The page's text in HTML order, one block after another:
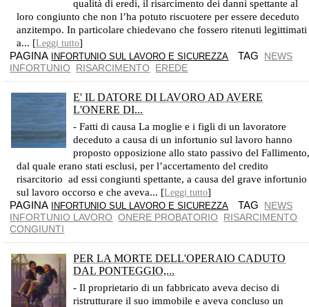
qualità di eredi, il risarcimento dei danni spettante al
loro congiunto che non l’ha potuto riscuotere per essere deceduto
anzitempo. In particolare chiedevano che fossero ritenuti legittimati
a... [Leggi tutto]
PAGINA INFORTUNIO SUL LAVORO E SICUREZZA TAG NEWS
INFORTUNIO
RISARCIMENTO EREDE
E' IL DATORE DI LAVORO AD AVERE
L'ONERE DI...
- Fatti di causa La moglie e i figli di un lavoratore
deceduto a causa di un infortunio sul lavoro hanno
proposto opposizione allo stato passivo del
dal quale erano stati esclusi, per l’accertamento del credito
risarcitorio ad essi congiunti spettante, a causa del grave infortunio
sul lavoro occorso e che aveva... [Leggi tutto]
PAGINA INFORTUNIO SUL LAVORO E SICUREZZA TAG NEWS
INFORTUNIO LAVORO ONERE PROBATORIO
RISARCIMENTO
CONGIUNTI
PER LA MORTE DELL'OPERAIO CADUTO
DAL PONTEGGIO,...
- Il proprietario di un fabbricato aveva deciso di
ristrutturare il suo immobile e aveva concluso un